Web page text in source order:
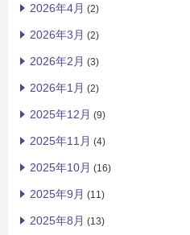
2026年4月 (2)
2026年3月 (2)
2026年2月 (3)
2026年1月 (2)
2025年12月 (9)
2025年11月 (4)
2025年10月 (16)
2025年9月 (11)
2025年8月 (13)